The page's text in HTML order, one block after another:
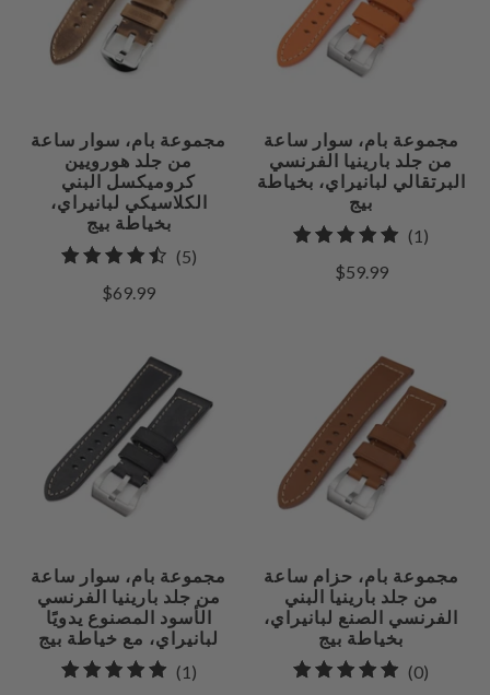
مجموعة بام، سوار ساعة
من جلد هورويين
كروميكسل البني
الكلاسيكي لبانيراي،
بخياطة بيج
(5)5
$69.99
مجموعة بام، سوار ساعة
من جلد بارينيا الفرنسي
البرتقالي لبانيراي، بخياطة
بيج
(1)
$59.99
مجموعة بام، سوار ساعة
من جلد بارينيا الفرنسي
الأسود المصنوع يدويًا
لبانيراي، مع خياطة بيج
(1)1
مجموعة بام، حزام ساعة
من جلد بارينيا البني
الفرنسي الصنع لبانيراي،
بخياطة بيج
(0)